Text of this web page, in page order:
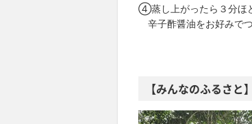
④蒸し上がったら３分ほ
辛子酢醤油をお好みで
【みんなのふるさ